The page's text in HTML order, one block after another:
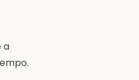
a